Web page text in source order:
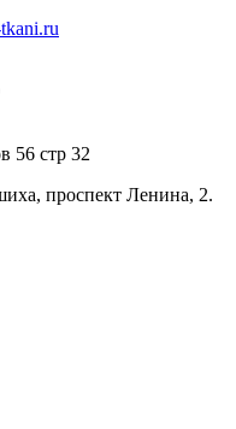
56 стр 32
проспект Ленина, 2.